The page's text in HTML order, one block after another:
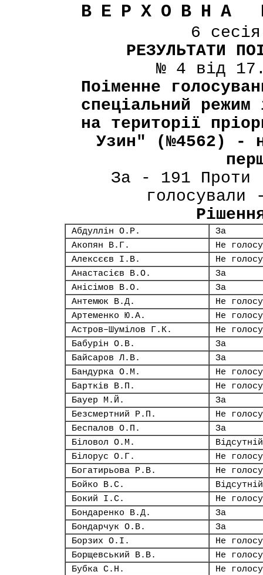
ВЕРХОВНА
6
РЕЗУЛЬТАТИ
№ 4 від
Поіменне
спеціальний режим
на території
Узин" (№4562) -
За - 191 Проти
Абдуллін О.Р.
За
Акопян В.Г.
Не
Алексєєв І.В.
Не
Анастасієв В.О.
За
Анісімов В.О.
За
Антемюк В.Д.
Не
Артеменко Ю.А.
Не
Астров–Шумілов Г.К.
Не
Бабурін О.В.
За
Байсаров Л.В.
За
Бандурка О.М.
Не
Бартків В.П.
Не
Бауер М.Й.
За
Безсмертний Р.П.
Не
Беспалов О.П.
За
Біловол О.М.
Відсутній
Білорус О.Г.
Не
Богатирьова Р.В.
Не
Бойко В.С.
Відсутній
Бокий І.С.
Не
Бондаренко В.Д.
За
Бондарчук О.В.
За
Борзих О.І.
Не
Борщевський В.В.
Не
Бубка С.Н.
Не